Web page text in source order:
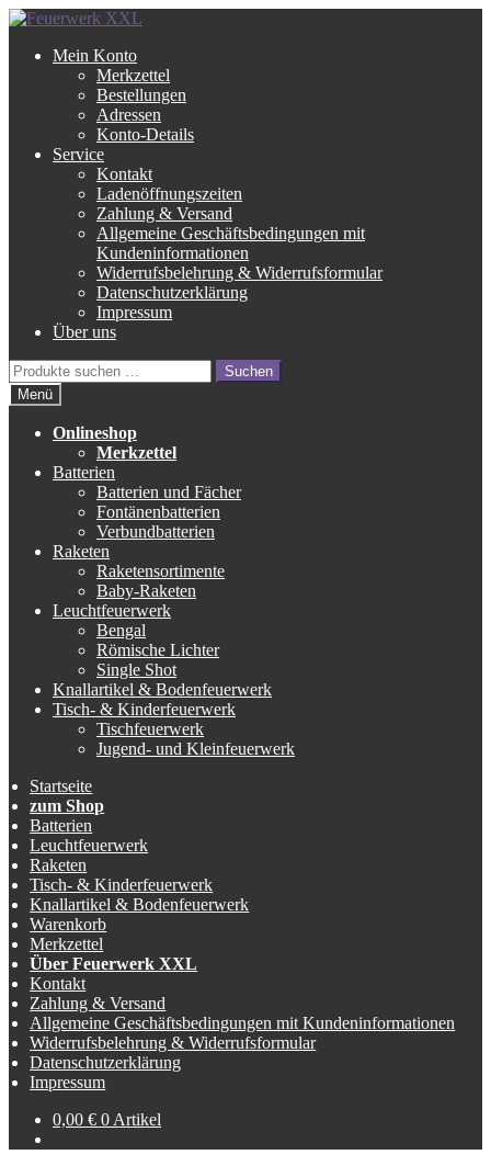
Zur
springen
Zum
springenMein Konto
Merkzettel
Bestellungen
Adressen
Konto-Details
Service
Kontakt
Ladenöffnungszeiten
Zahlung & Versand
Allgemeine Geschäftsbedingungen mit
Kundeninformationen
Widerrufsbelehrung & Widerrufsformular
Datenschutzerklärung
Impressum
Über uns
Suche
nach:
Suchen
Menü
Onlineshop
Merkzettel
Batterien
Batterien und Fächer
Fontänenbatterien
Verbundbatterien
Raketen
Raketensortimente
Baby-Raketen
Leuchtfeuerwerk
Bengal
Römische Lichter
Single Shot
Knallartikel & Bodenfeuerwerk
Tisch- & Kinderfeuerwerk
Tischfeuerwerk
Jugend- und Kleinfeuerwerk
Startseite
zum Shop
Batterien
Leuchtfeuerwerk
Raketen
Tisch- & Kinderfeuerwerk
Knallartikel & Bodenfeuerwerk
Warenkorb
Merkzettel
Über Feuerwerk XXL
Kontakt
Zahlung & Versand
Allgemeine Geschäftsbedingungen mit Kundeninformationen
Widerrufsbelehrung & Widerrufsformular
Datenschutzerklärung
Impressum
0,00 € 0 Artikel